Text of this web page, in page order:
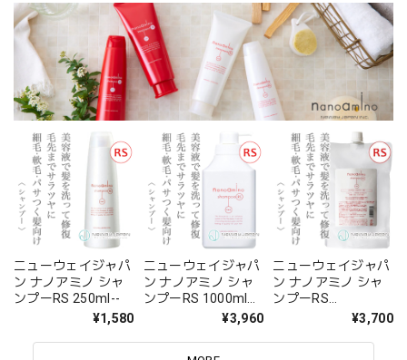
ニューウェイジャパ
ン ナノアミノ シャ
ンプーRS 250ml--
¥1,580
ニューウェイジャパ
ン ナノアミノ シャ
ンプーRS 1000ml
¥3,960
ニューウェイジャパ
ン ナノアミノ シャ
ンプーRS
1000ml【レフィ¥3,700